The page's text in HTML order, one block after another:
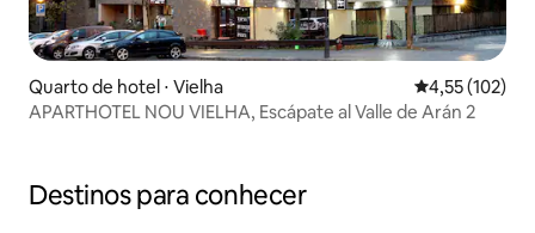
Quarto de hotel ⋅ Vielha 4,55 de uma
4,55 (102)
APARTHOTEL NOU VIELHA, Escápate al Valle de Arán 2
Destinos para conhecer